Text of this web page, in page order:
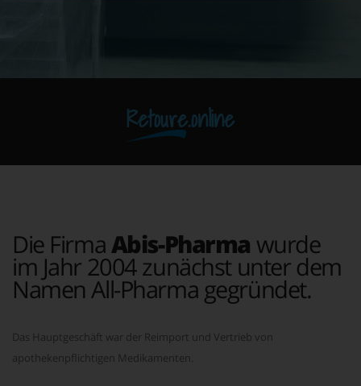
Retoure.online
Die Firma Abis-Pharma wurde
im Jahr 2004 zunächst unter dem
Namen All-Pharma gegründet.
Das Hauptgeschäft war der Reimport und Vertrieb von
apothekenpflichtigen Medikamenten.